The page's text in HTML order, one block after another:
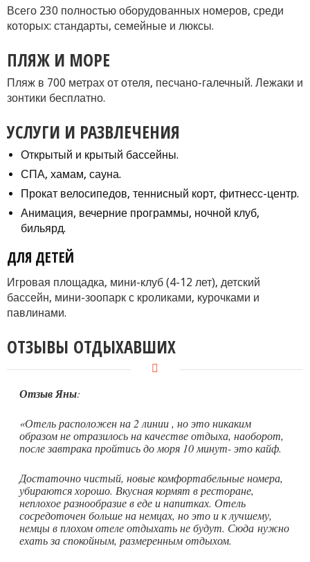
Всего 230 полностью оборудованных номеров, среди
которых: стандарты, семейные и люксы.
ПЛЯЖ И МОРЕ
Пляж в 700 метрах от отеля, песчано-галечный. Лежаки и
зонтики бесплатно.
УСЛУГИ И РАЗВЛЕЧЕНИЯ
Открытый и крытый бассейны.
СПА, хамам, сауна.
Прокат велосипедов, теннисный корт, фитнесс-центр.
Анимация, вечерние программы, ночной клуб,
бильярд.
ДЛЯ ДЕТЕЙ
Игровая площадка, мини-клуб (4-12 лет), детский
бассейн, мини-зоопарк с кроликами, курочками и
павлинами.
ОТЗЫВЫ ОТДЫХАВШИХ
Отзыв Яны:
«Отель расположен на 2 линии , но это никаким
образом не отразилось на качестве отдыха, наоборот,
после завтрака пройтись до моря 10 минут- это кайф.
Достаточно чистый, новые комфортабельные номера,
убираются хорошо. Вкусная кормят в ресторане,
неплохое разнообразие в еде и напитках. Отель
сосредоточен больше на немцах, но это и к лучшему,
немцы в плохом отеле отдыхать не будут. Сюда нужно
ехать за спокойным, размеренным отдыхом.